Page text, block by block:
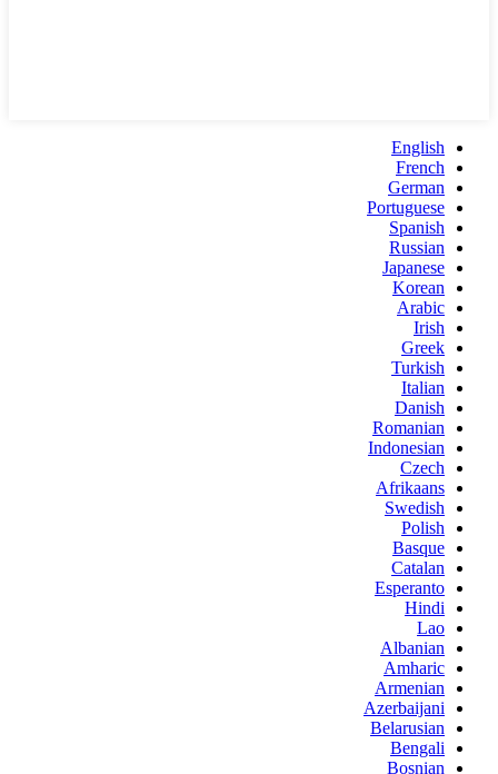
English
French
German
Portuguese
Spanish
Russian
Japanese
Korean
Arabic
Irish
Greek
Turkish
Italian
Danish
Romanian
Indonesian
Czech
Afrikaans
Swedish
Polish
Basque
Catalan
Esperanto
Hindi
Lao
Albanian
Amharic
Armenian
Azerbaijani
Belarusian
Bengali
Bosnian